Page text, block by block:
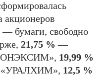
акционеров
— бумаги, свободно
21,75 % —
«ОНЭКСИМ», 19,99 %
«УРАЛХИМ», 12,5 %